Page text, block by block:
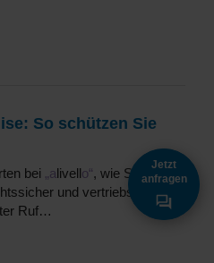
So schützen Sie
bei „alivello“, wie Sie
und vertriebswirksam
Ruf…
Jetzt
anfragen